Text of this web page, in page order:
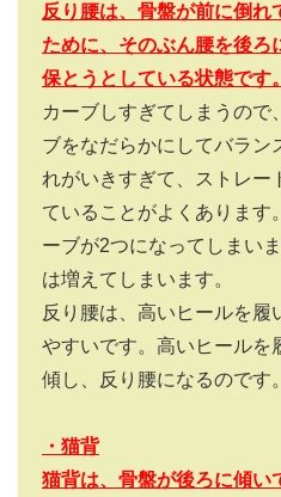
反り腰は、骨盤が前に倒れ
ために、そのぶん腰を後ろ
保とうとしている状態です。
カーブしすぎてしまうので
ブをなだらかにしてバラン
れがいきすぎて、ストレー
ていることがよくあります
ーブが2つになってしまい
は増えてしまいます。
反り腰は、高いヒールを履
やすいです。高いヒールを
傾し、反り腰になるのです。
・猫背
猫背は、骨盤が後ろに傾い